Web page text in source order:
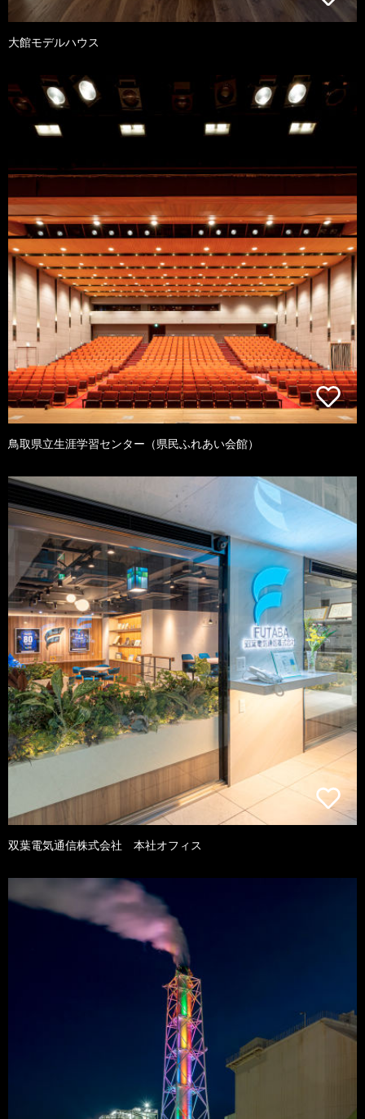
大館モデルハウス
鳥取県立生涯学習センター（県民ふれあい会館）
双葉電気通信株式会社 本社オフィス